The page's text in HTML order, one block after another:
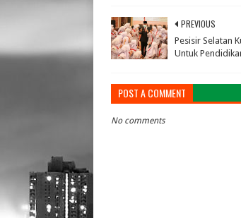
PREVIOUS
Pesisir Selatan
Untuk
POST A COMMENT
No comments